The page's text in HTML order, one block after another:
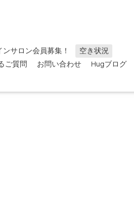
ンサロン会員募集！
空き状況
ご質問 お問い合わせ
Hugブログ